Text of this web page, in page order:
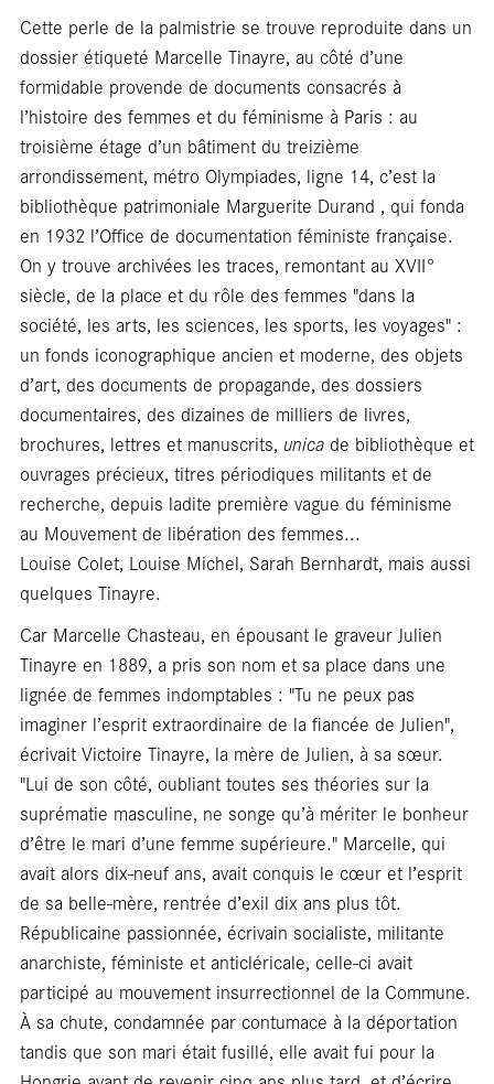
Cette perle de la palmistrie se trouve reproduite dans un
dossier étiqueté Marcelle Tinayre, au côté d’une
formidable provende de documents consacrés à
l’histoire des femmes et du féminisme à Paris : au
troisième étage d’un bâtiment du treizième
arrondissement, métro Olympiades, ligne 14, c’est la
bibliothèque patrimoniale Marguerite Durand , qui fonda
en 1932 l’Office de documentation féministe française.
On y trouve archivées les traces, remontant au XVII°
siècle, de la place et du rôle des femmes "dans la
société, les arts, les sciences, les sports, les voyages" :
un fonds iconographique ancien et moderne, des objets
d’art, des documents de propagande, des dossiers
documentaires, des dizaines de milliers de livres,
brochures, lettres et manuscrits, unicade bibliothèque et
ouvrages précieux, titres périodiques militants et de
recherche, depuis ladite première vague du féminisme
au Mouvement de libération des femmes...
Louise Colet, Louise Michel, Sarah Bernhardt, mais aussi
quelques Tinayre.
Car Marcelle Chasteau, en épousant le graveur Julien
Tinayre en 1889, a pris son nom et sa place dans une
lignée de femmes indomptables : "Tu ne peux pas
imaginer l’esprit extraordinaire de la fiancée de Julien",
écrivait Victoire Tinayre, la mère de Julien, à sa sœur.
"Lui de son côté, oubliant toutes ses théories sur la
suprématie masculine, ne songe qu’à mériter le bonheur
d’être le mari d’une femme supérieure." Marcelle, qui
avait alors dix-neuf ans, avait conquis le cœur et l’esprit
de sa belle-mère, rentrée d’exil dix ans plus tôt.
Républicaine passionnée, écrivain socialiste, militante
anarchiste, féministe et anticléricale, celle-ci avait
participé au mouvement insurrectionnel de la Commune.
À sa chute, condamnée par contumace à la déportation
tandis que son mari était fusillé, elle avait fui pour la